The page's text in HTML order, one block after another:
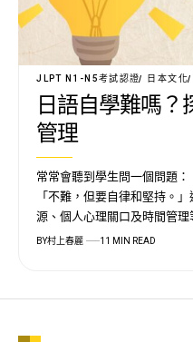
JLPT N1-N5考試認證 日本文化
日語自學難嗎？
管理
常常會聽到學生問一個問題
「不難，但要自律和堅持。
源、個人心理關口及時間管理
BY村上春麗 11 MIN READ